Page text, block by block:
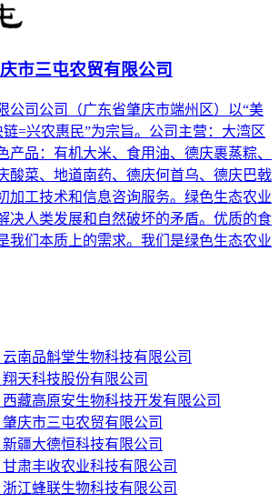
市三屯农贸有限公司
公司公司（广东省肇庆市端州区）以“美
=兴农惠民”为宗旨。公司主营：大湾区
产品：有机大米、食用油、德庆裹蒸粽、
酸菜、地道南药、德庆何首乌、德庆巴戟
加工技术和信息咨询服务。绿色生态农业
决人类发展和自然破坏的矛盾。优质的食
我们本质上的需求。我们是绿色生态农业
云南品斛堂生物科技有限公司
翔天科技股份有限公司
西藏高原安生物科技开发有限公司
肇庆市三屯农贸有限公司
新疆大德恒科技有限公司
甘肃丰收农业科技有限公司
浙江蜂联生物科技有限公司